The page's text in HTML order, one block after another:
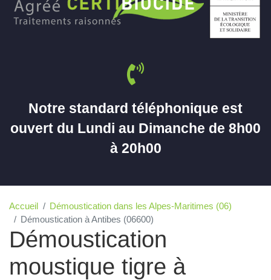
Notre standard téléphonique est
ouvert du Lundi au Dimanche de 8h00
à 20h00
Accueil
Démoustication dans les Alpes-Maritimes (06)
Démoustication à Antibes (06600)
Démoustication
moustique tigre à